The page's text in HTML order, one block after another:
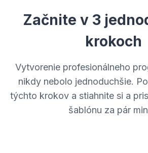
Začnite v 3
krokoch
Vytvorenie profesionálneho
nikdy nebolo jednoduchšie.
týchto krokov a stiahnite si a
šablónu za pár